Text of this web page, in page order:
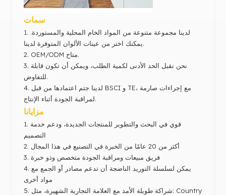
سمات
1. لدينا مجموعة متنوعة من المواد الخام المحلية والمستوردة.
يمكنكاختر من عينات الألوان المتوفرة لدينا.
2.
OEM/ODM متاح.
3. نحن نقبل الحد الأدنى لكمية الطلب، ويمكن أن تكون قابلة
للتفاوض.
4. لدينا جتم اعتمادها من قبل BSCI و TE، مع إجراءات صارمة
لمراقبة الجودة أثناء الإنتاج.
مزايانا
1. قوي في البحث والتطوير للمنتجات الجديدة، ودعم خدمة
التصميم
2.
أكثر من 20 عامًا من الخبرة في التصنيع في هذا المجال
3. فريق مبيعات ومراقبة الجودة متخصص وذو خبرة
4. يمكن لسلسلة التوريد الناضجة أن تدعم مصادر أو الجمع مع
مواد أخرى
5.
شراكة طويلة الأمد مع العلامة التجارية الشهيرة، مثل: Country